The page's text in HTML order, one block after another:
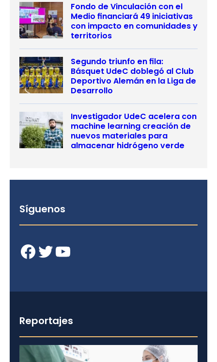
Fondo de Vinculación con el
Medio financiará 49 iniciativas
con impacto en comunidades y
territorios
Segundo triunfo en fila:
Básquet UdeC doblegó al Club
Deportivo Alemán en la Liga de
Desarrollo
Investigador UdeC acelera con
machine learning creación de
nuevos materiales para
almacenar hidrógeno verde
Síguenos
Facebook Twitter YouTube
Reportajes